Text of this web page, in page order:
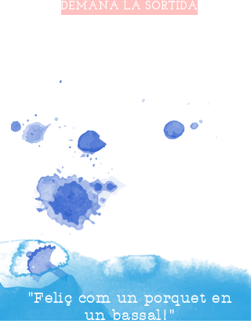
DEMANA LA SORTIDA
"Feliç com un porquet en
un bassal!"